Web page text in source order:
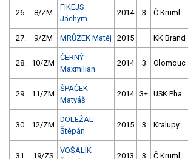
26. 8/ZM
FIKEJS
Jáchym
2014 3 Č.Kruml.
27. 9/ZM MRŮZEK Matěj 2015 KK Brand
28. 10/ZM
ČERNÝ
Maxmilian
2014 3 Olomouc
29. 11/ZM
ŠPAČEK
Matyáš
2014 3+ USK Pha
30. 12/ZM
DOLEŽAL
Štěpán
2015 3 Kralupy
31. 19/ZS
VOŠALÍK
2013 3 Č.Kruml.